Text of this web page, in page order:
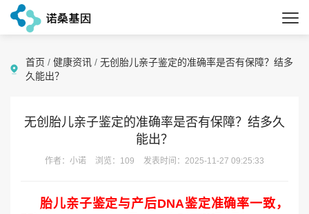
首页 / 健康资讯 / 无创胎儿亲子鉴定的准确率是否有保障？结多
久能出？
无创胎儿亲子鉴定的准确率是否有保障？结多久
能出？
作者：小诺 浏览：109 发表时间：2025-11-27 09:25:33
胎儿亲子鉴定与产后DNA鉴定准确率一致，